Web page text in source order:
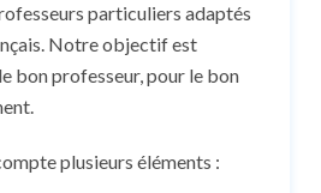
particuliers adaptés
Notre objectif est
bon professeur, pour le bon
plusieurs éléments :